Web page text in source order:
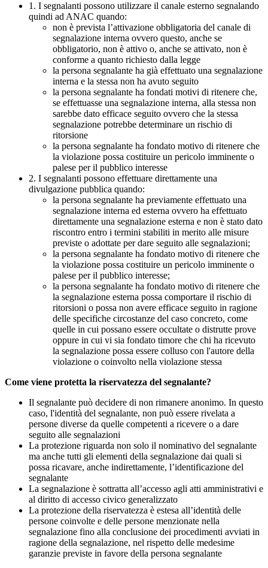
1. I segnalanti possono utilizzare il canale esterno segnalando
quindi ad ANAC quando:
non è prevista l’attivazione obbligatoria del canale di
segnalazione interna ovvero questo, anche se
obbligatorio, non è attivo o, anche se attivato, non è
conforme a quanto richiesto dalla legge
la persona segnalante ha già effettuato una segnalazione
interna e la stessa non ha avuto seguito
la persona segnalante ha fondati motivi di ritenere che,
se effettuasse una segnalazione interna, alla stessa non
sarebbe dato efficace seguito ovvero che la stessa
segnalazione potrebbe determinare un rischio di
ritorsione
la persona segnalante ha fondato motivo di ritenere che
la violazione possa costituire un pericolo imminente o
palese per il pubblico interesse
2. I segnalanti possono effettuare direttamente una
divulgazione pubblica quando:
la persona segnalante ha previamente effettuato una
segnalazione interna ed esterna ovvero ha effettuato
direttamente una segnalazione esterna e non è stato dato
riscontro entro i termini stabiliti in merito alle misure
previste o adottate per dare seguito alle segnalazioni;
la persona segnalante ha fondato motivo di ritenere che
la violazione possa costituire un pericolo imminente o
palese per il pubblico interesse;
la persona segnalante ha fondato motivo di ritenere che
la segnalazione esterna possa comportare il rischio di
ritorsioni o possa non avere efficace seguito in ragione
delle specifiche circostanze del caso concreto, come
quelle in cui possano essere occultate o distrutte prove
oppure in cui vi sia fondato timore che chi ha ricevuto
la segnalazione possa essere colluso con l'autore della
violazione o coinvolto nella violazione stessa
Come viene protetta la riservatezza del segnalante?
Il segnalante può decidere di non rimanere anonimo. In questo
caso, l'identità del segnalante, non può essere rivelata a
persone diverse da quelle competenti a ricevere o a dare
seguito alle segnalazioni
La protezione riguarda non solo il nominativo del segnalante
ma anche tutti gli elementi della segnalazione dai quali si
possa ricavare, anche indirettamente, l’identificazione del
segnalante
La segnalazione è sottratta all’accesso agli atti amministrativi e
al diritto di accesso civico generalizzato
La protezione della riservatezza è estesa all’identità delle
persone coinvolte e delle persone menzionate nella
segnalazione fino alla conclusione dei procedimenti avviati in
ragione della segnalazione, nel rispetto delle medesime
garanzie previste in favore della persona segnalante